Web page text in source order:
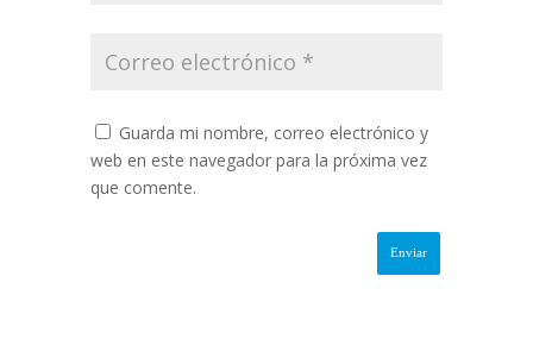
Guarda mi nombre, correo electrónico y
web en este navegador para la próxima vez
que comente.